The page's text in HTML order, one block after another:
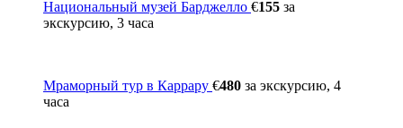
Национальный музей Барджелло €155 за
экскурсию, 3 часа
Мраморный тур в Каррару €480 за экскурсию, 4
часа